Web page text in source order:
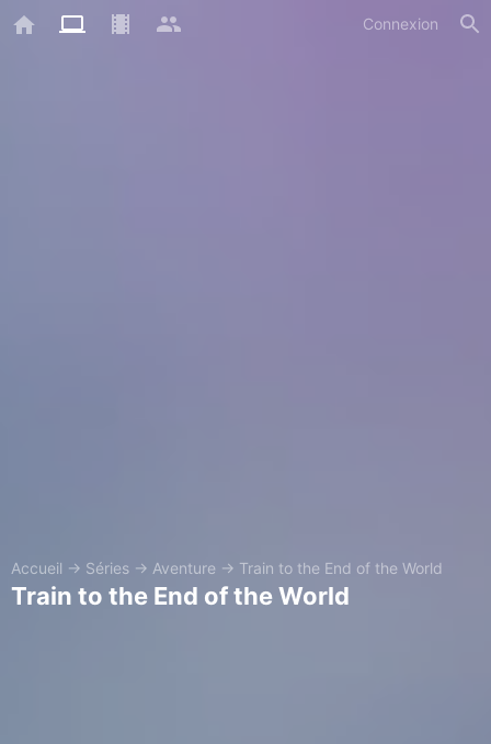
Connexion
Accueil → Séries → Aventure → Train to the End of the World
Train to the End of the World